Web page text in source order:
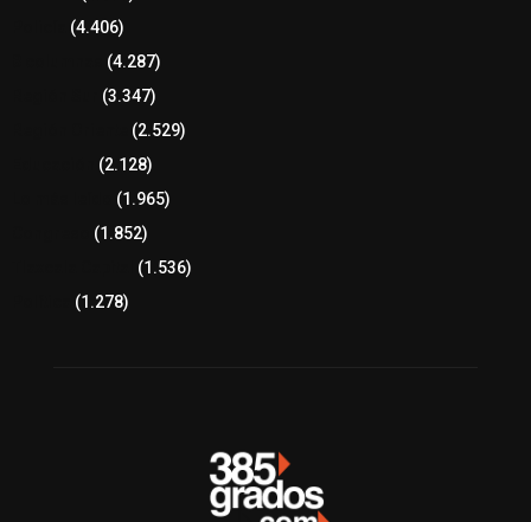
(4.406)
(4.287)
(3.347)
(2.529)
(2.128)
(1.965)
(1.852)
(1.536)
(1.278)